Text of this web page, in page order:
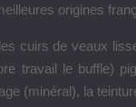
origines
cuirs de veaux
travail le buffle)
(minéral), la